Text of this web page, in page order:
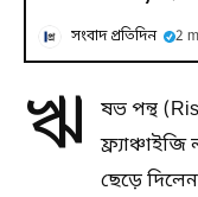
সংবাদ প্রতিদিন 2
ঋ
ষভ পন্থ
ছেড়ে